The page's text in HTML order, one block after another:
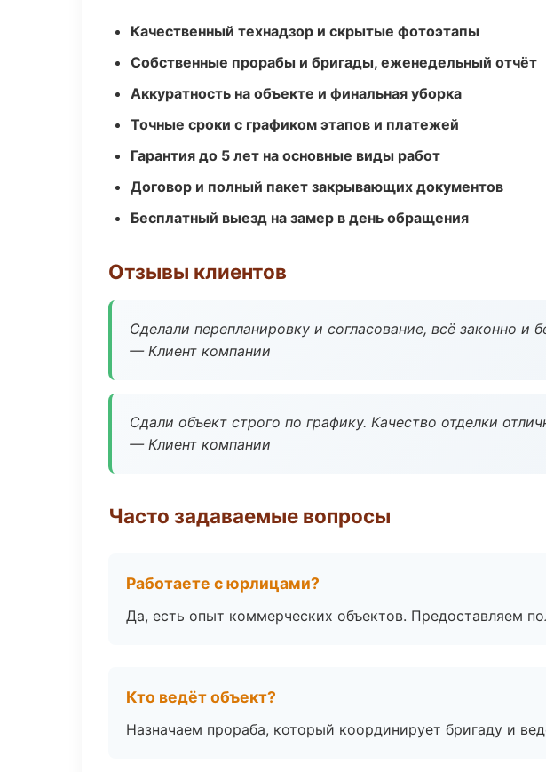
Качественный технадзор и скрытые фотоэтапы
Собственные прорабы и бригады, еженедельный отчёт
Аккуратность на объекте и финальная уборка
Точные сроки с графиком этапов и платежей
Гарантия до 5 лет на основные виды работ
Договор и полный пакет закрывающих документов
Бесплатный выезд на замер в день обращения
Отзывы клиентов
Сделали перепланировку и согласование, всё законно и
— Клиент компании
Сдали объект строго по графику. Качество отделки
— Клиент компании
Часто задаваемые вопросы
Работаете с юрлицами?
Да, есть опыт коммерческих объектов. Предоставляем
Кто ведёт объект?
Назначаем прораба, который координирует бригаду и